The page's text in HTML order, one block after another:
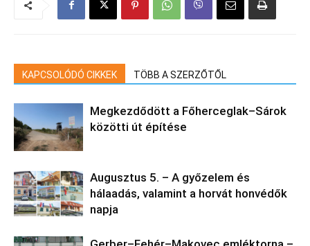
KAPCSOLÓDÓ CIKKEK TÖBB A SZERZŐTŐL
Megkezdődött a Főherceglak–Sárok
közötti út építése
Augusztus 5. – A győzelem és
hálaadás, valamint a horvát honvédők
napja